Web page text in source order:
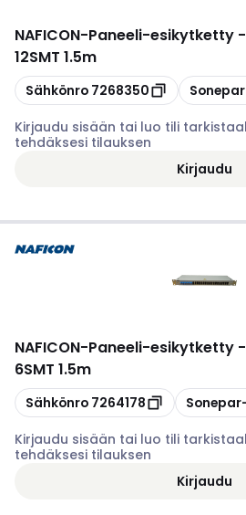
NAFICON-Paneeli-esikytketty -
12SMT 1.5m
Kopioi
Sähkönro 7268350 Kopioi
Kirjaudu sisään tai luo tili
tehdäksesi tilauksen
Kirjaudu
NAFICON-Paneeli-esikytketty -
6SMT 1.5m
Kopioi
Sähkönro 7264178 Kopioi
Kirjaudu sisään tai luo tili
tehdäksesi tilauksen
Kirjaudu